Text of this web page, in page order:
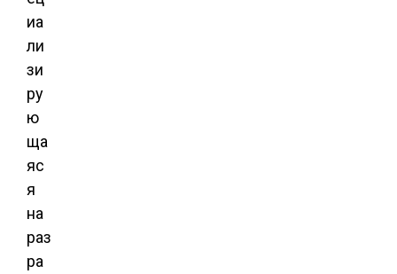
иа
ли
зи
ру
ю
ща
яс
я
на
раз
ра